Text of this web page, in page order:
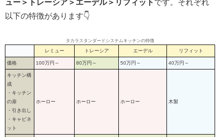
ュー＞トレーシア＞エーデル＞リフィット です。それぞれ
以下の特徴があります👇
タカラスタンダードシステムキッチンの特徴
レミュー トレーシア エーデル リフィット
価格 100万円～ 80万円～ 50万円～ 40万円～
キッチン構
成
・キッチン
の扉
・引き出し
・キャビネ
ット
ホーロー ホーロー ホーロー 木製